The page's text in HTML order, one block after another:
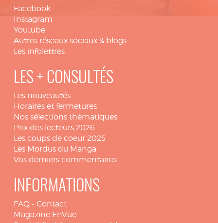
Facebook
Instagram
Youtube
Autres réseaux sociaux & blogs
Les infolettres
LES + CONSULTÉS
Les nouveautés
Horaires et fermetures
Nos sélections thématiques
Prix des lecteurs 2026
Les coups de coeur 2025
Les Mordus du Manga
Vos derniers commentaires
INFORMATIONS
FAQ - Contact
Magazine EnVue